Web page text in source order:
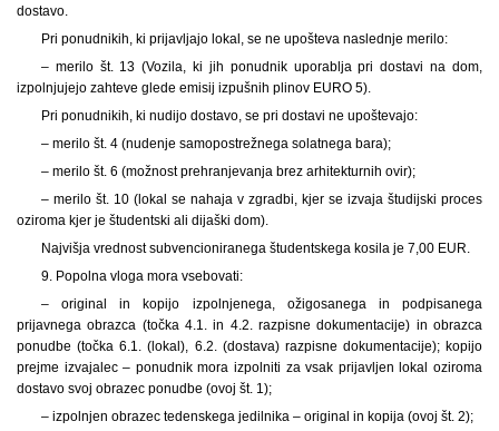
dostavo.
Pri ponudnikih, ki prijavljajo lokal, se ne upošteva naslednje merilo:
– merilo št. 13 (Vozila, ki jih ponudnik uporablja pri dostavi na dom,
izpolnjujejo zahteve glede emisij izpušnih plinov EURO 5).
Pri ponudnikih, ki nudijo dostavo, se pri dostavi ne upoštevajo:
– merilo št. 4 (nudenje samopostrežnega solatnega bara);
– merilo št. 6 (možnost prehranjevanja brez arhitekturnih ovir);
– merilo št. 10 (lokal se nahaja v zgradbi, kjer se izvaja študijski proces
oziroma kjer je študentski ali dijaški dom).
Najvišja vrednost subvencioniranega študentskega kosila je 7,00 EUR.
9. Popolna vloga mora vsebovati:
– original in kopijo izpolnjenega, ožigosanega in podpisanega
prijavnega obrazca (točka 4.1. in 4.2. razpisne dokumentacije) in obrazca
ponudbe (točka 6.1. (lokal), 6.2. (dostava) razpisne dokumentacije); kopijo
prejme izvajalec – ponudnik mora izpolniti za vsak prijavljen lokal oziroma
dostavo svoj obrazec ponudbe (ovoj št. 1);
– izpolnjen obrazec tedenskega jedilnika – original in kopija (ovoj št. 2);